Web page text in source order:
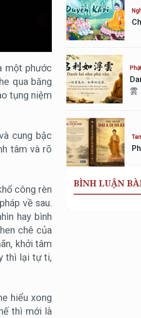
một phước
qua băng
tụng niệm
cung bậc
tâm và rõ
công rèn
về sau.
hay bình
chê của
khởi tâm
thì lại tự ti,
hiểu xong
thì mới là
雲
BÌNH LUẬN